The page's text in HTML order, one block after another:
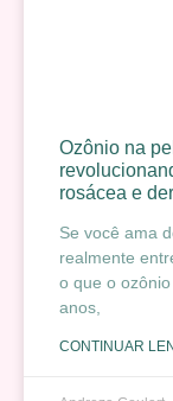
Ozônio na
rosácea e
Se você ama
realmente
o que o
anos,
CONTINUAR